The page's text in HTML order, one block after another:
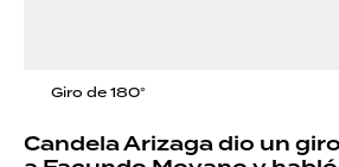
Giro de 180°
Candela Arizaga dio un